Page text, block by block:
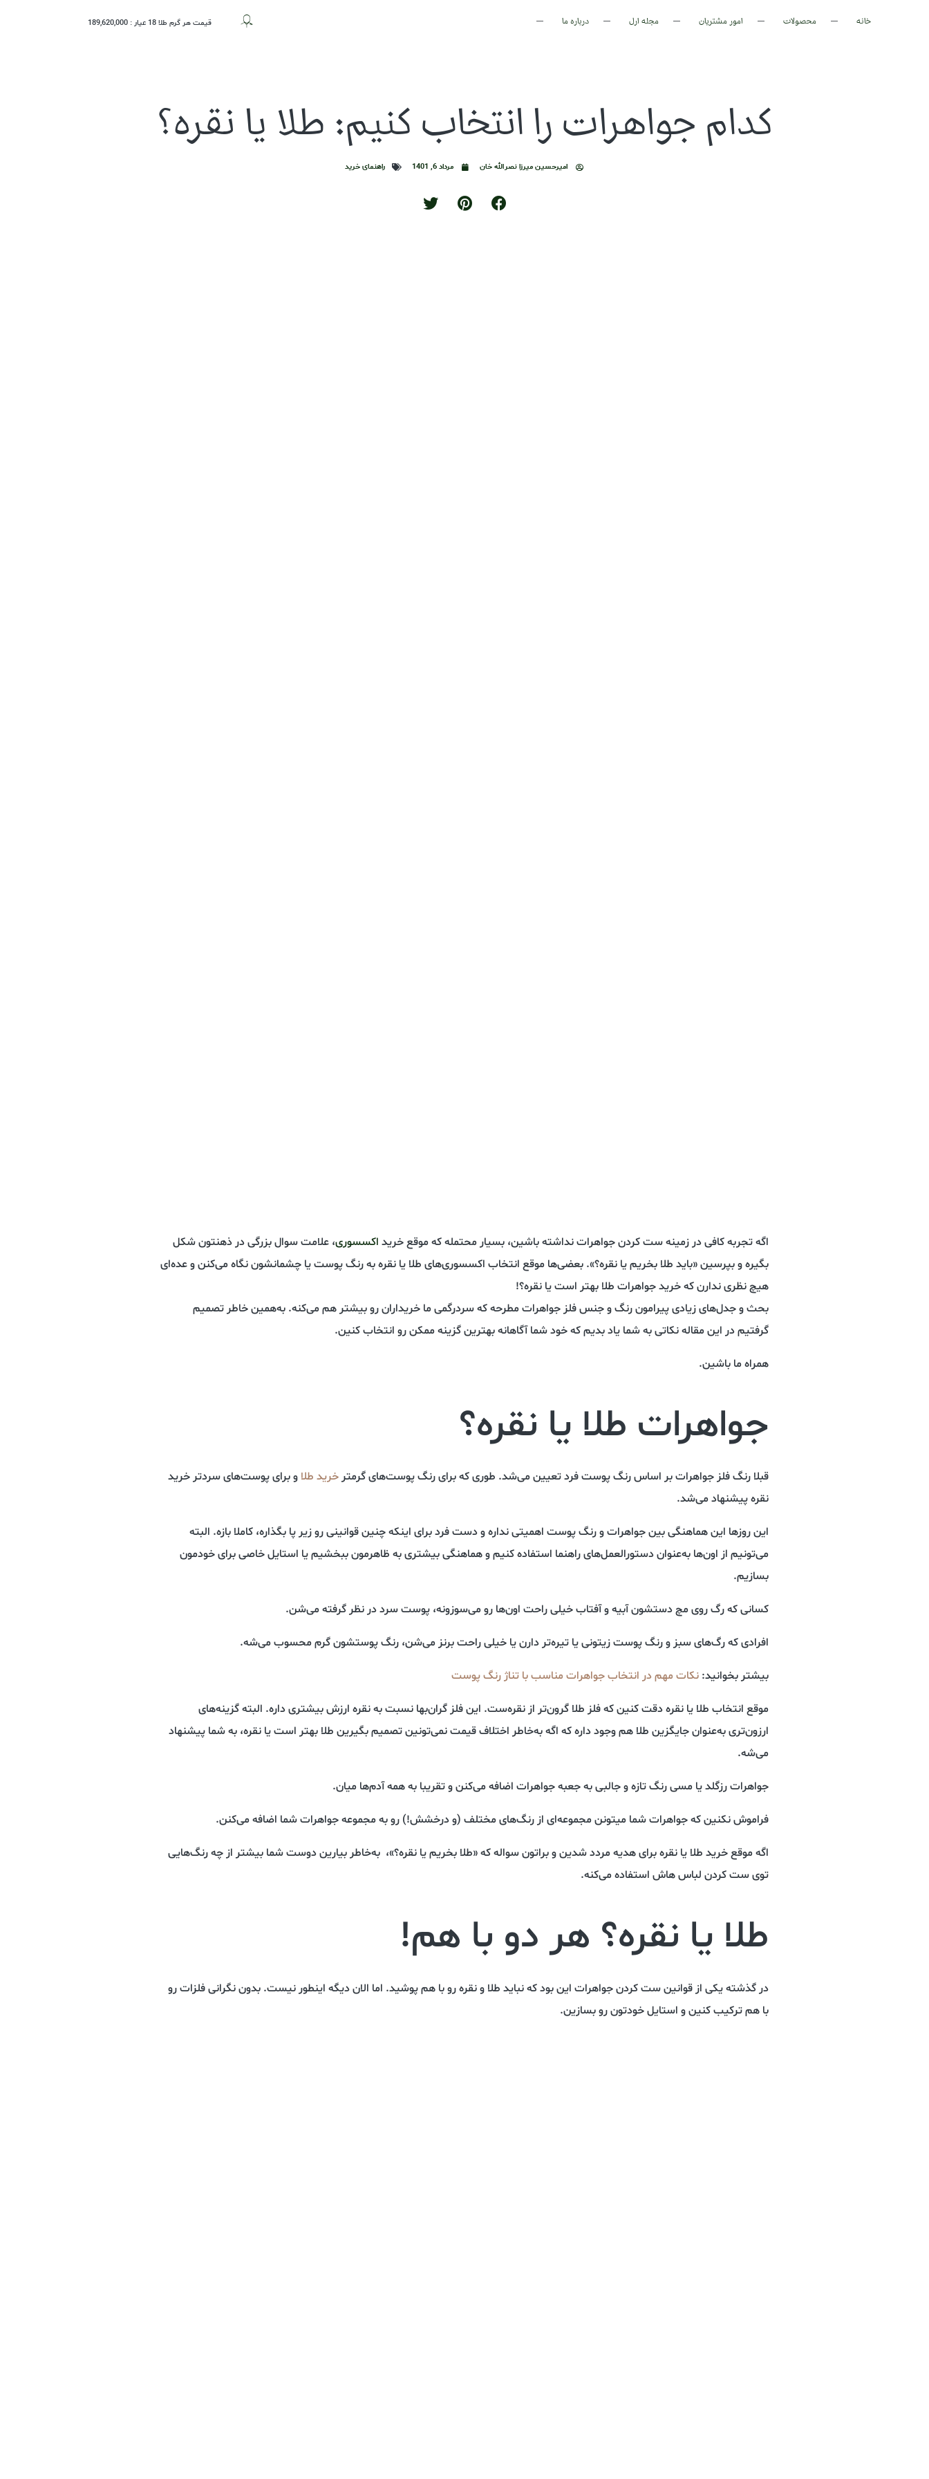
خانه محصولات امور مشتریان مجله ارل درباره ما حساب کاربریقیمت هر گرم طلا 18 عیار : 189,620,000
کدام جواهرات را انتخاب کنیم: طلا یا نقره؟
امیرحسین میرزا نصرالله خان مرداد 6, 1401 راهنمای خرید
اگه تجربه کافی در زمینه ست کردن جواهرات نداشته باشین، بسیار محتمله که موقع خرید اکسسوری، علامت سوال بزرگی در ذهنتون شکل
بگیره و بپرسین «باید طلا بخریم یا نقره؟». بعضی‌ها موقع انتخاب اکسسوری‌های طلا یا نقره به رنگ پوست یا چشمانشون نگاه می‌کنن و عده‌ای
هیچ نظری ندارن که خرید جواهرات طلا بهتر است یا نقره؟!
بحث‌ و جدل‌های زیادی پیرامون رنگ و جنس فلز جواهرات مطرحه که سردرگمی ما خریداران رو بیشتر هم می‌کنه. به‌همین خاطر تصمیم
گرفتیم در این مقاله نکاتی به شما یاد بدیم که خود شما آگاهانه بهترین گزینه ممکن رو انتخاب کنین.
همراه ما باشین.
جواهرات طلا یا نقره؟
قبلا رنگ فلز جواهرات بر اساس رنگ پوست فرد تعیین می‌شد. طوری که برای رنگ پوست‌های گرمتر خرید طلا و برای پوست‌های سردتر خرید
نقره‌ پیشنهاد می‌شد.
این روزها این هماهنگی بین جواهرات و رنگ پوست اهمیتی نداره و دست فرد برای اینکه چنین قوانینی رو زیر پا بگذاره، کاملا بازه. البته
می‌تونیم از اون‌ها به‌عنوان دستورالعمل‌های راهنما استفاده کنیم و هماهنگی بیشتری به ظاهرمون ببخشیم یا استایل خاصی برای خودمون
بسازیم.
کسانی که رگ روی مچ دستشون آبیه و آفتاب خیلی راحت اون‌ها رو می‌سوزونه، پوست سرد در نظر گرفته می‌شن.
افرادی که رگ‌های سبز و رنگ پوست زیتونی یا تیره‌تر دارن یا خیلی راحت برنز می‌شن، رنگ پوستشون گرم محسوب می‌شه.
بیشتر بخوانید: نکات مهم در انتخاب جواهرات مناسب با تناژ رنگ پوست
موقع انتخاب طلا یا نقره دقت کنین که فلز طلا گرون‌تر از نقره‌ست. این فلز گران‌بها نسبت به نقره ارزش بیشتری داره. البته گزینه‌های
ارزون‌تری به‌عنوان جایگزین طلا هم وجود داره که اگه به‌خاطر اختلاف قیمت نمی‌تونین تصمیم بگیرین طلا بهتر است یا نقره، به شما پیشنهاد
می‌شه.
جواهرات رزگلد یا مسی‌ رنگ تازه و جالبی به جعبه جواهرات اضافه می‌کنن و تقریبا به همه آدم‌ها میان.
فراموش نکنین که جواهرات شما میتونن مجموعه‌ای از رنگ‌های مختلف (و درخشش!) رو به مجموعه جواهرات شما اضافه می‌کنن.
اگه موقع خرید طلا یا نقره برای هدیه مردد شدین و براتون سواله که «طلا بخریم یا نقره؟»، به‌خاطر بیارین دوست شما بیشتر از چه رنگ‌هایی
توی ست کردن لباس هاش استفاده می‌کنه.
طلا یا نقره؟ هر دو با هم!
در گذشته یکی از قوانین ست کردن جواهرات این بود که نباید طلا و نقره رو با هم پوشید. اما الان دیگه اینطور نیست. بدون نگرانی فلزات رو
با هم ترکیب کنین و استایل خودتون رو بسازین.